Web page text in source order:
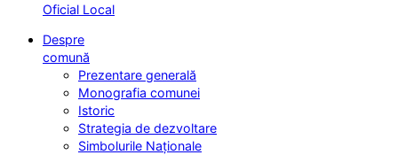
Oficial Local
Despre
comună
Prezentare generală
Monografia comunei
Istoric
Strategia de dezvoltare
Simbolurile Naționale